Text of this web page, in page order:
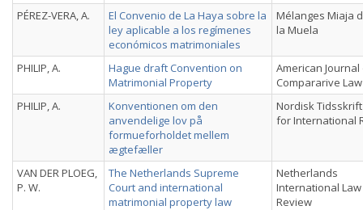
PÉREZ-VERA, A.
El Convenio de La Haya sobre la
ley aplicable a los regímenes
económicos matrimoniales
Mélanges Miaja
la Muela
PHILIP, A.
Hague draft Convention on
Matrimonial Property
American
Compararive Law
PHILIP, A.
Konventionen om den
anvendelige lov på
formueforholdet mellem
ægtefæller
Nordisk Tidsskrift
for International
VAN DER PLOEG,
P. W.
The Netherlands Supreme
Court and international
matrimonial property law
Netherlands
International Law
Review